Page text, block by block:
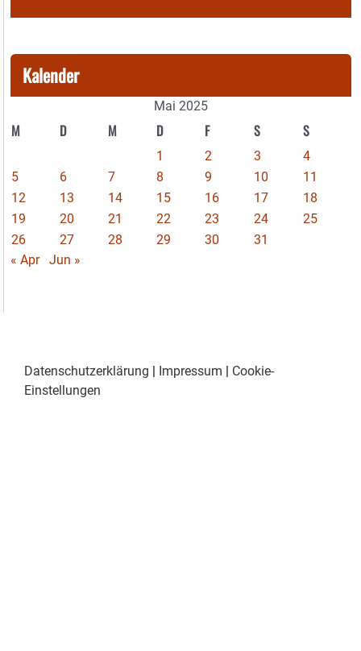
Kalender
Mai 2025
M D M D F S S
1 2 3
4
5
6 7 8 9 10
11
12
13 14 15 16 17
18
19
20 21 22 23 24
25
26
27 28 29 30
31
« Apr
Jun »
Datenschutzerklärung Impressum
Cookie-
Einstellungen